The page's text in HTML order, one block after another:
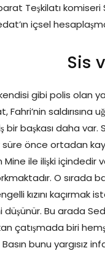
Teşkilatı komiseri
içsel
Sis
gibi polis olan
saldırısına
bir başkası daha
süre önce ortadan
ile ilişki içindedir
O sırada
kızını kaçırmak
Bu arada
çatışmada biri
bunu yargısız